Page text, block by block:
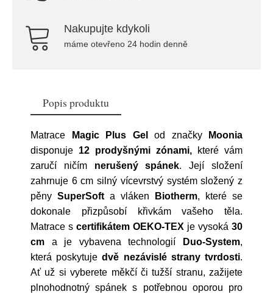
Nakupujte kdykoli
máme otevřeno 24 hodin denně
Popis produktu
Matrace Magic Plus Gel od značkyMoonia
disponuje 12 prodyšnými zónami, které vám
zaručí ničím nerušený spánek. Její složení
zahrnuje 6 cm silný vícevrstvý systém složený z
pěny SuperSoft a vláken Biotherm, které se
dokonale přizpůsobí křivkám vašeho těla.
Matrace s certifikátem OEKO-TEX je vysoká 30
cm a je vybavena technologií Duo-System,
která poskytujedvě nezávislé strany tvrdosti.
Ať už si vyberete měkčí či tužší stranu, zažijete
plnohodnotný spánek s potřebnou oporou pro